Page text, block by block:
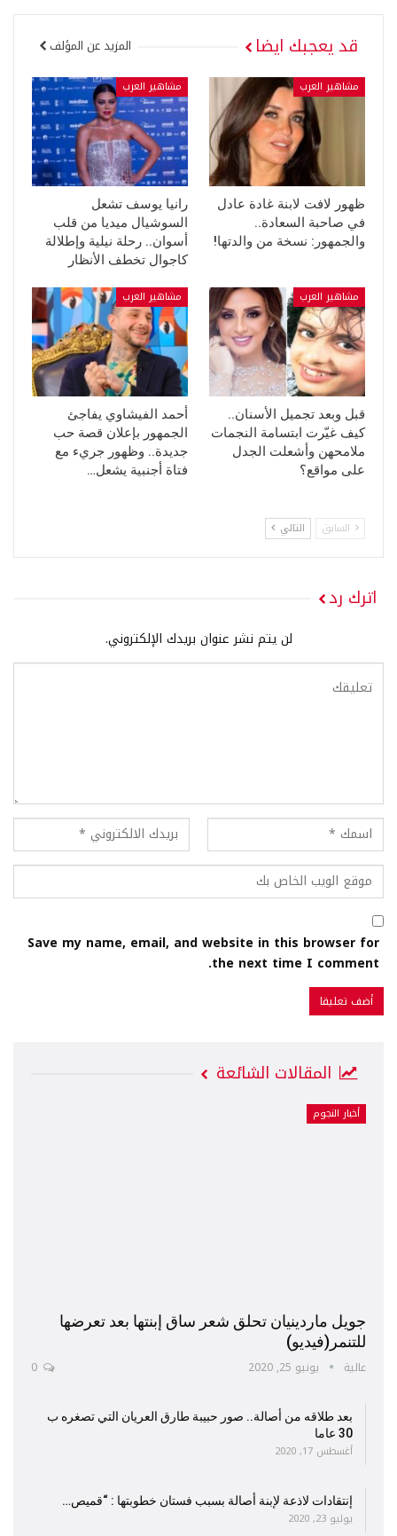
قد يعجبك ايضا المزيد عن المؤلف
مشاهير العرب
ظهور لافت لابنة غادة عادل
في صاحبة السعادة..
والجمهور: نسخة من والدتها!
مشاهير العرب
رانيا يوسف تشعل
السوشيال ميديا من قلب
أسوان.. رحلة نيلية وإطلالة
كاجوال تخطف الأنظار
مشاهير العرب
قبل وبعد تجميل الأسنان..
كيف غيّرت ابتسامة النجمات
ملامحهن وأشعلت الجدل
على مواقع؟
مشاهير العرب
أحمد الفيشاوي يفاجئ
الجمهور بإعلان قصة حب
جديدة.. وظهور جريء مع
فتاة أجنبية يشعل…
السابق التالي
اترك رد
لن يتم نشر عنوان بريدك الإلكتروني.
Save my name, email, and website in this browser for
the next time I comment.
المقالات الشائعة
أخبار النجوم
جويل ماردينيان تحلق شعر ساق إبنتها بعد تعرضها
للتنمر(فيديو)
عالية يونيو 25, 2020
بعد طلاقه من أصالة.. صور حبيبة طارق العريان التي تصغره ب
30 عاما
أغسطس 17, 2020
إنتقادات لاذعة لإبنة أصالة بسبب فستان خطوبتها : “قميص…
يوليو 23, 2020